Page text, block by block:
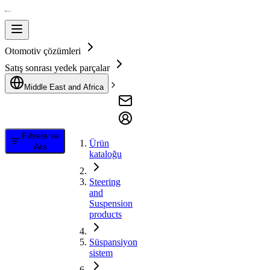
Otomotiv çözümleri
Satış sonrası yedek parçalar
Middle East and Africa
Filtrele ve
Ara
Ürün
kataloğu
Steering
and
Suspension
products
Süspansiyon
sistem